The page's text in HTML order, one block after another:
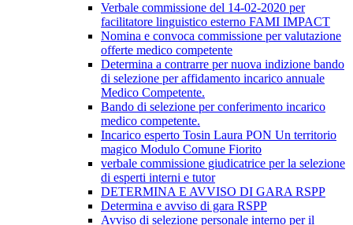
Verbale commissione del 14-02-2020 per
facilitatore linguistico esterno FAMI IMPACT
Nomina e convoca commissione per valutazione
offerte medico competente
Determina a contrarre per nuova indizione bando
di selezione per affidamento incarico annuale
Medico Competente.
Bando di selezione per conferimento incarico
medico competente.
Incarico esperto Tosin Laura PON Un territorio
magico Modulo Comune Fiorito
verbale commissione giudicatrice per la selezione
di esperti interni e tutor
DETERMINA E AVVISO DI GARA RSPP
Determina e avviso di gara RSPP
Avviso di selezione personale interno per il